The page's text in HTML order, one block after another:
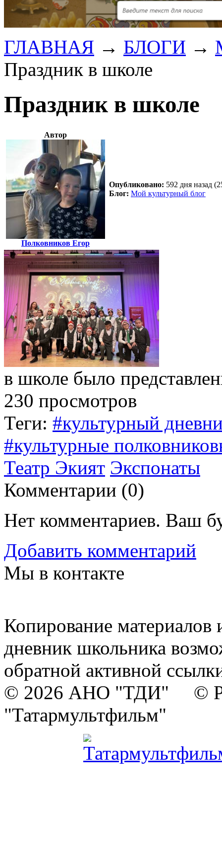
ГЛАВНАЯ → БЛОГИ →
Праздник в школе
Праздник в школе
Автор
Полковников Егор
Опубликовано: 592 дня назад
Блог: Мой культурный блог
в школе было
230 просмотров
Теги: #культурный
#культурные
Театр Экият Экспонаты
Комментарии (0)
Нет комментариев. Ваш
Добавить комментарий
Мы в контакте
Копирование материалов
дневник школьника
обратной активной
© 2026 АНО "ТДИ" ©
"Татармультфильм"